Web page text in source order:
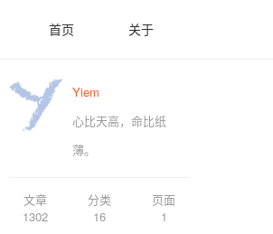
首页 关于
Yiem
心比天高，命比纸
薄。
文章
1302
分类
16
页面
1